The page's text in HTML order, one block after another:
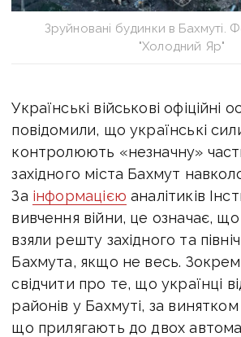
Зруйновані будинки в Бахмуті.
"Холодний Яр"
Українські військові офіційні
повідомили, що українські
контролюють «незначну»
західного міста Бахмут
За інформацією аналітиків
вивчення війни, це означає, що
взяли решту західного та
Бахмута, якщо не весь.
свідчити про те, що українці
районів у Бахмуті, за винятком
що прилягають до двох